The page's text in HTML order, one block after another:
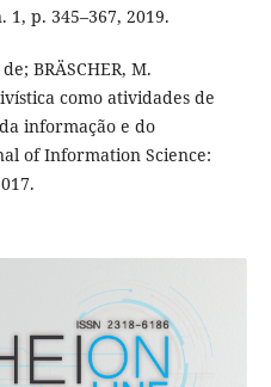
1, p. 345–367, 2019.
BRÄSCHER, M.
como atividades de
informação e do
of Information Science: